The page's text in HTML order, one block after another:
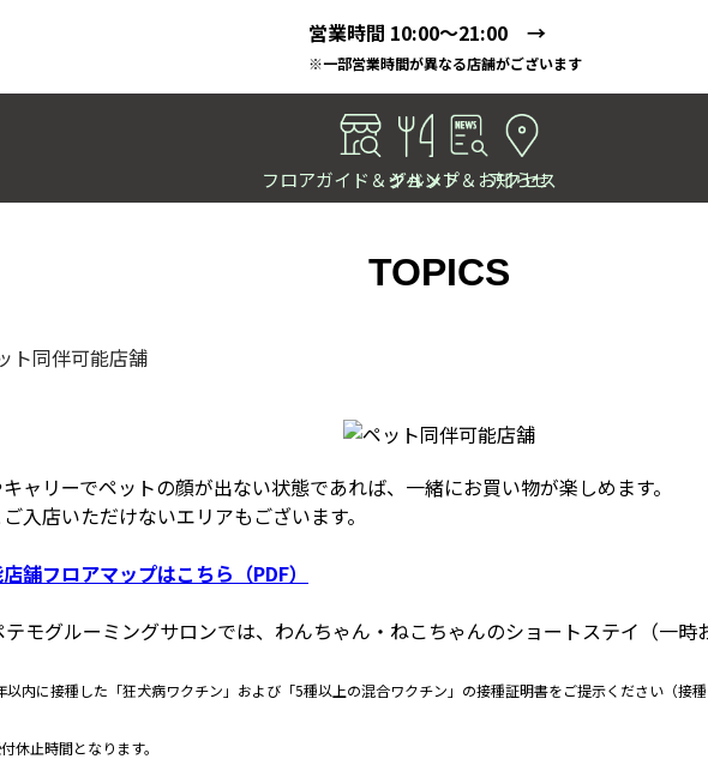
営業時間 10:00～21:00 →
※一部営業時間が異なる店舗がございます
フロアガイド＆ショップ
グルメ
イベント＆お知らせ
アクセス
TOPICS
ト同伴可能店舗
ャリーでペットの顔が出ない状態であれば、一緒にお買い物が楽しめます。
入店いただけないエリアもございます。
舗フロアマップはこちら（PDF）
モグルーミングサロンでは、わんちゃん・ねこちゃんのショートステイ（一時
内に接種した「狂犬病ワクチン」および「5種以上の混合ワクチン」の接種証明書をご提示ください（接
休止時間となります。